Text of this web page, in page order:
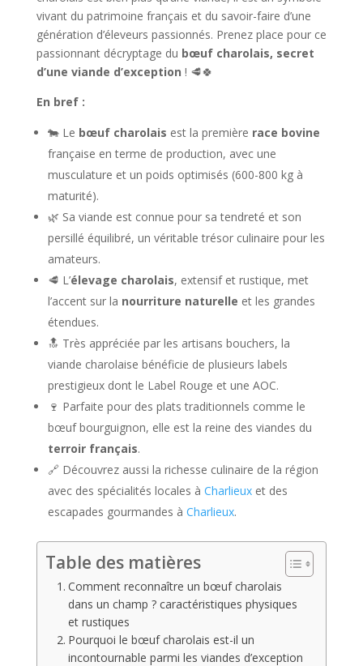
vivant du patrimoine français et du savoir-faire d’une
génération d’éleveurs passionnés. Prenez place pour ce
passionnant décryptage du bœuf charolais, secret
d’une viande d’exception ! 🥩🍀
En bref :
🐄 Le bœuf charolais est la première race bovine
française en terme de production, avec une
musculature et un poids optimisés (600-800 kg à
maturité).
🌿 Sa viande est connue pour sa tendreté et son
persillé équilibré, un véritable trésor culinaire pour les
amateurs.
🥩 L’élevage charolais, extensif et rustique, met
l’accent sur la nourriture naturelle et les grandes
étendues.
🔝 Très appréciée par les artisans bouchers, la
viande charolaise bénéficie de plusieurs labels
prestigieux dont le Label Rouge et une AOC.
🍷 Parfaite pour des plats traditionnels comme le
bœuf bourguignon, elle est la reine des viandes du
terroir français.
🔗 Découvrez aussi la richesse culinaire de la région
avec des spécialités locales à Charlieuxet des
escapades gourmandes à Charlieux.
Table des matières
Comment reconnaître un bœuf charolais
dans un champ ? caractéristiques physiques
et rustiques
Pourquoi le bœuf charolais est-il un
incontournable parmi les viandes d’exception